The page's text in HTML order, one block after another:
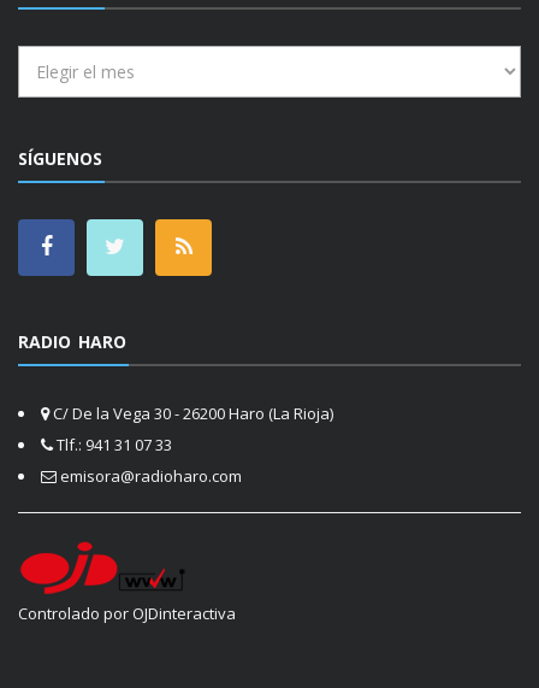
Archivos
SÍGUENOS
RADIO HARO
C/ De la Vega 30 - 26200 Haro (La Rioja)
Tlf.: 941 31 07 33
emisora@radioharo.com
Controlado por OJDinteractiva